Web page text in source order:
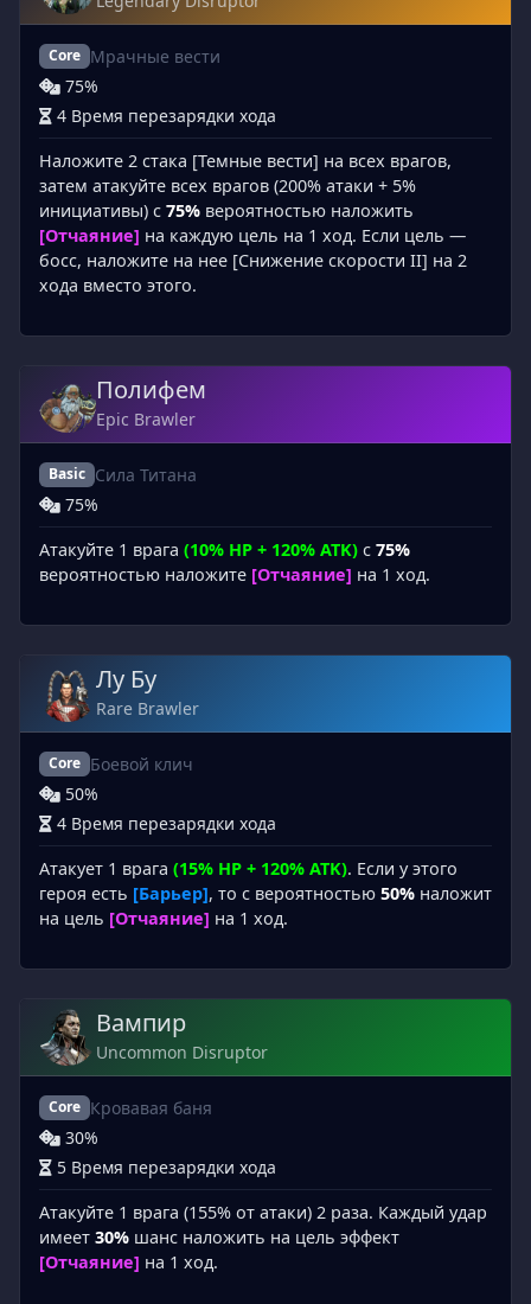
Core Мрачные вести
75%
4 Время перезарядки хода
Наложите 2 стака [Темные вести] на всех врагов,
затем атакуйте всех врагов (200% атаки + 5%
инициативы) с 75% вероятностью наложить
[Отчаяние] на каждую цель на 1 ход. Если цель —
босс, наложите на нее [Снижение скорости II] на 2
хода вместо этого.
Полифем
Epic Brawler
Basic Сила Титана
75%
Атакуйте 1 врага (10% HP + 120% ATK) с 75%
вероятностью наложите [Отчаяние] на 1 ход.
Лу Бу
Rare Brawler
Core Боевой клич
50%
4 Время перезарядки хода
Атакует 1 врага (15% HP + 120% ATK). Если у этого
героя есть [Барьер], то с вероятностью 50% наложит
на цель [Отчаяние] на 1 ход.
Вампир
Uncommon Disruptor
Core Кровавая баня
30%
5 Время перезарядки хода
Атакуйте 1 врага (155% от атаки) 2 раза. Каждый удар
имеет 30% шанс наложить на цель эффект
[Отчаяние] на 1 ход.